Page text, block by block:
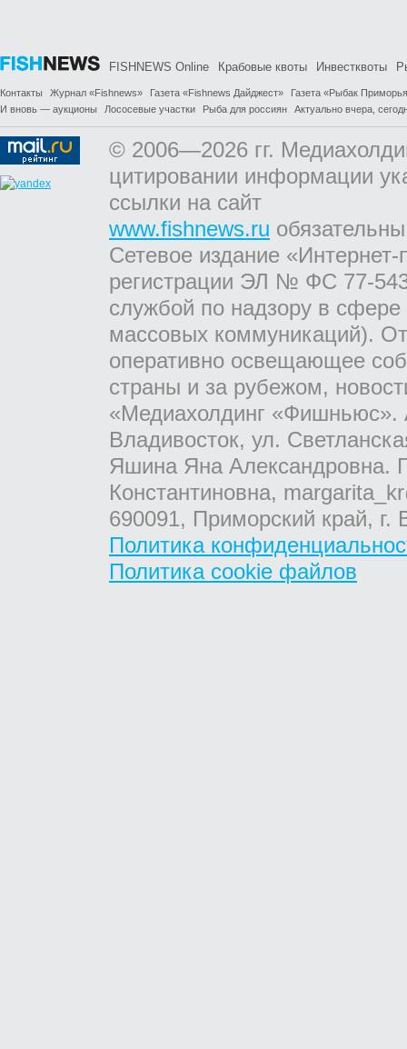
FISHNEWS Online Крабовые квоты Инвестквоты
Контакты Журнал «Fishnews» Газета «Fishnews Дайджест»
Газета «Рыбак
И вновь — аукционы
Лососевые участки Рыба для россиян Актуально вчера,
© 2006—2026 гг.
цитировании информации
ссылки на сайт
www.fishnews.ru
Сетевое издание
регистрации ЭЛ № ФС 77-
службой по надзору в
массовых коммуникаций).
оперативно освещающее
страны и за рубежом,
«Медиахолдинг «Фишньюс».
Владивосток, ул.
Яшина Яна Александровна.
Константиновна,
690091, Приморский край,
Политика
Политика cookie файлов